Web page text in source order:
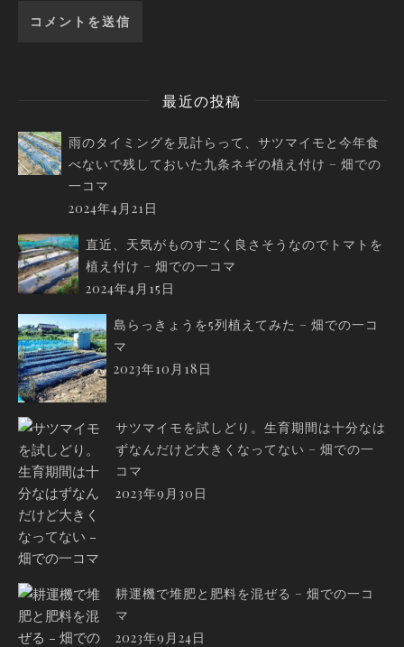
最近の投稿
雨のタイミングを見計らって、サツマイモと今年食
べないで残しておいた九条ネギの植え付け – 畑での
一コマ
2024年4月21日
直近、天気がものすごく良さそうなのでトマトを
植え付け – 畑での一コマ
2024年4月15日
島らっきょうを5列植えてみた – 畑での一コ
マ
2023年10月18日
サツマイモを試しどり。生育期間は十分なは
ずなんだけど大きくなってない – 畑での一
コマ
2023年9月30日
耕運機で堆肥と肥料を混ぜる – 畑での一コ
マ
2023年9月24日